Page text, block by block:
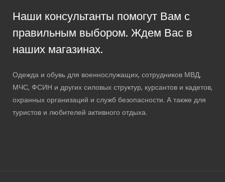
Наши консультанты помогут Вам с
правильным выбором. Ждем Вас в
наших магазинах.
Одежда и обувь для военнослужащих, сотрудников МВД,
МЧС, ФСИН и других силовых структур, курсантов и кадетов,
охранных организаций и служб безопасности. А также для
туристов и любителей активного отдыха.